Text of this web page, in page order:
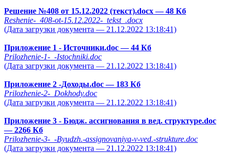
Решение №408 от 15.12.2022 (текст).docx— 48 Кб
Reshenie-_408-ot-15.12.2022-_tekst_.docx
(Дата загрузки документа — 21.12.2022 13:18:41)
Приложение 1 - Источники.doc— 44 Кб
Prilozhenie-1-_-Istochniki.doc
(Дата загрузки документа — 21.12.2022 13:18:41)
Приложение 2 -Доходы.doc— 183 Кб
Prilozhenie-2-_Dokhody.doc
(Дата загрузки документа — 21.12.2022 13:18:41)
Приложение 3 - Бюдж. ассигнования в вед. структуре.doc
— 2266 Кб
Prilozhenie-3-_-Byudzh.-assignovaniya-v-ved.-strukture.doc
(Дата загрузки документа — 21.12.2022 13:18:41)